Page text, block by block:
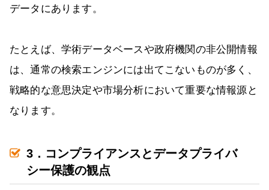
データにあります。
たとえば、学術データベースや政府機関の非公開情報
は、通常の検索エンジンには出てこないものが多く、
戦略的な意思決定や市場分析において重要な情報源と
なります。
3．コンプライアンスとデータプライバ
シー保護の観点